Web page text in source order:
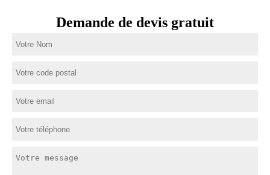
Demande de devis gratuit